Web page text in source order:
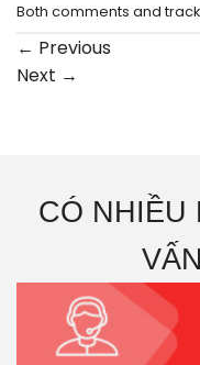
Both comments and
← Previous
Next →
CÓ NHIỀU